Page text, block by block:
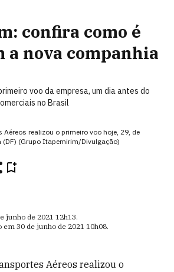
confira como é
a nova companhia
voo da empresa, um dia antes do
no Brasil
realizou o primeiro voo hoje, 29, de
(DF) (Grupo Itapemirim/Divulgação)
junho de 2021 12h13.
em 30 de junho de 2021 10h08.
Aéreos realizou o